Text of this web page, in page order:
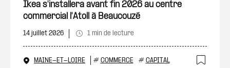
Ikea s'installera avant fin 2026 au centre
commercial l'Atoll à Beaucouzé
14 juillet 2026 1 min de lecture
MAINE-ET-LOIRE # COMMERCE # CAPITAL